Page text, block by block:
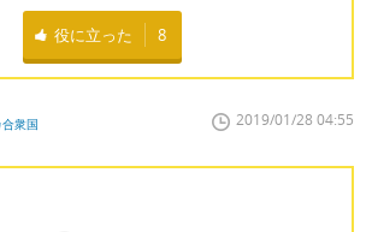
役に立った 8
衆国 2019/01/28 04:55